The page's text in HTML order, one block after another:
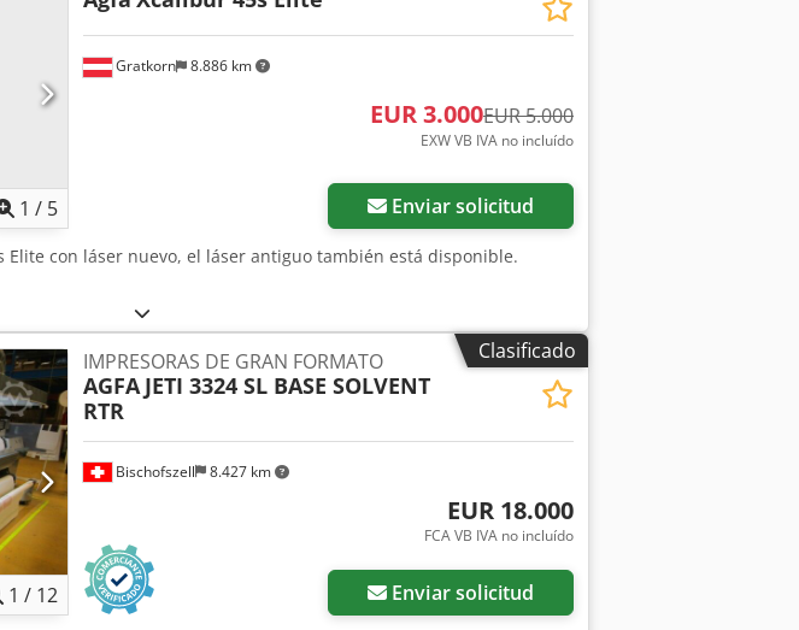
En producción, posible demostración con la máquina totalmente
e instalación disponibles bajo petición. Para obtener más
datos adjunta.
1 / 5
Gratkorn 8.886 km
EUR 3.000EUR 5.000
EXW VB IVA no incluído
Enviar solicitud
Elite con láser nuevo, el láser antiguo también está disponible.
Clasificado
1 / 12
Bischofszell 8.427 km
IMPRESORAS DE GRAN FORMATO
AGFA JETI 3324 SL BASE SOLVENT
RTR
EUR 18.000
FCA VB IVA no incluído
Enviar solicitud